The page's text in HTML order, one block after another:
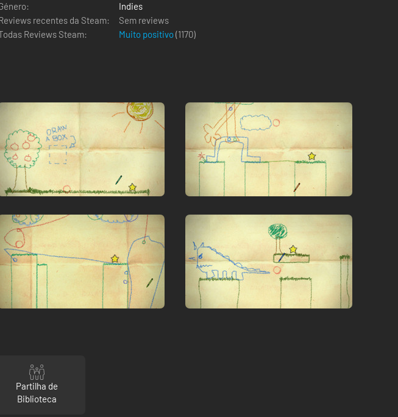
Indies
recentes da Steam:
Sem reviews
Reviews Steam:
Muito positivo(1170)
Partilha de
Biblioteca